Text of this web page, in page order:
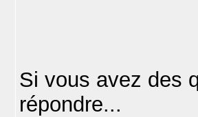
Si vous avez des
répondre...